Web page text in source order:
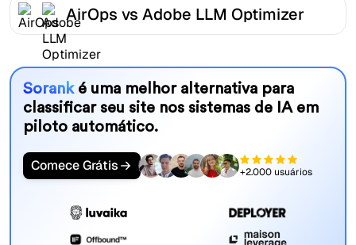
AirOps vs Adobe LLM Optimizer
Sorank é uma melhor alternativa para
classificar seu site nos sistemas de IA em
piloto automático.
Comece Grátis +2.000 usuários